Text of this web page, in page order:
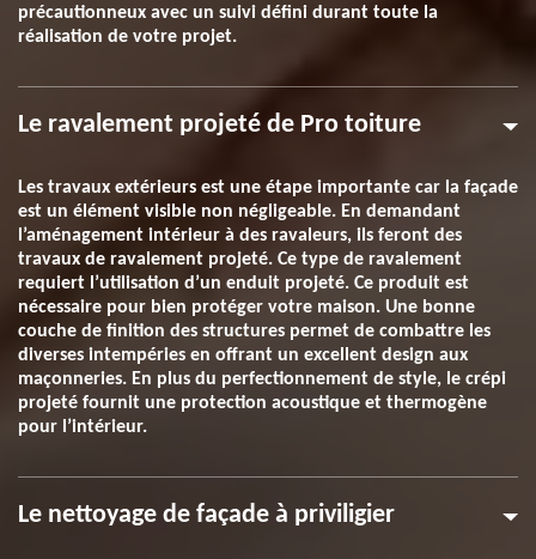
précautionneux avec un suivi défini durant toute la
réalisation de votre projet.
Le ravalement projeté de Pro toiture
Les travaux extérieurs est une étape importante car la façade
est un élément visible non négligeable. En demandant
l’aménagement intérieur à des ravaleurs, ils feront des
travaux de ravalement projeté. Ce type de ravalement
requiert l’utilisation d’un enduit projeté. Ce produit est
nécessaire pour bien protéger votre maison. Une bonne
couche de finition des structures permet de combattre les
diverses intempéries en offrant un excellent design aux
maçonneries. En plus du perfectionnement de style, le crépi
projeté fournit une protection acoustique et thermogène
pour l’intérieur.
Le nettoyage de façade à priviligier